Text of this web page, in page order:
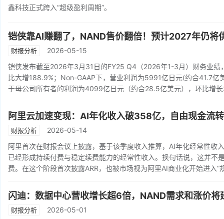
鑫科技正式跨入“超级盈利周期”。
铠侠靠AI赚翻了，NAND售价翻倍！预计2027年仍将
财报分析
2026-05-15
铠侠发布截至2026年3月31日的FY25 Q4（2026年1-3月）财务业
比大增188.9%；Non-GAAP下，营业利润为5991亿日元(约合41.7
于母公司所有者的利润为4099亿日元（约合28.5亿美元），环比增
阿里云加速变现：AI年化收入破358亿，自由现金流
财报分析
2026-05-14
阿里首次在财报会议上披露，基于该季度收入推算，AI年化经常性
已经形成持续付费与稳定续费能力的经常性收入。换句话说，这并
费。在这个阶段首次披露ARR，也被市场视为阿里AI商业化开始进入“
闪迪：数据中心营收增长超6倍，NAND需求和涨价将
财报分析 2026-05-01